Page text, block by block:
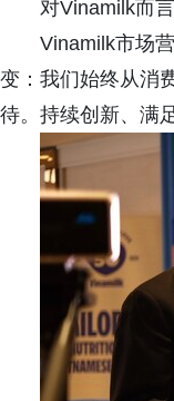
对Vinamilk而
Vinamilk市场
变：我们始终从消
待。持续创新、满